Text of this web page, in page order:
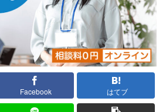
Facebook はてブ